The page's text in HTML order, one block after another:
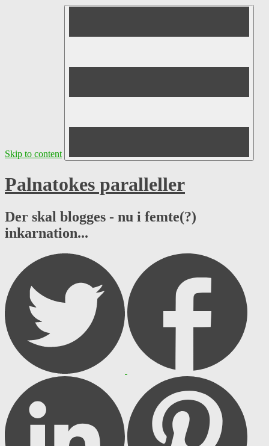
Skip to content
Palnatokes paralleller
Der skal blogges - nu i femte(?)
inkarnation...